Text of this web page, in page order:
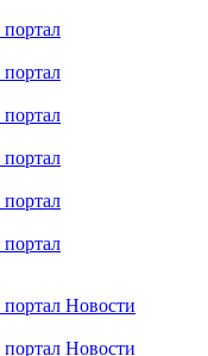
Новости
Новости